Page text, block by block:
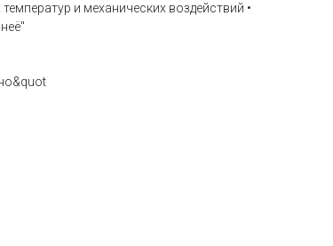
и механических воздействий •